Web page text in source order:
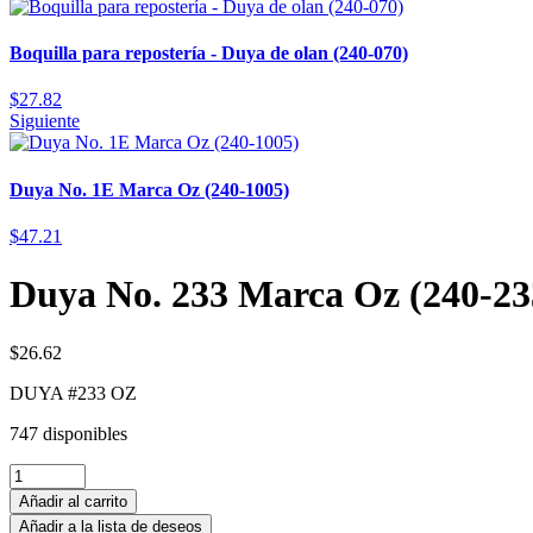
Boquilla para repostería - Duya de olan (240-070)
$27.82
Siguiente
Duya No. 1E Marca Oz (240-1005)
$47.21
Duya No. 233 Marca Oz (240-
$26.62
DUYA #233 OZ
747 disponibles
Añadir al carrito
Añadir a la lista de deseos